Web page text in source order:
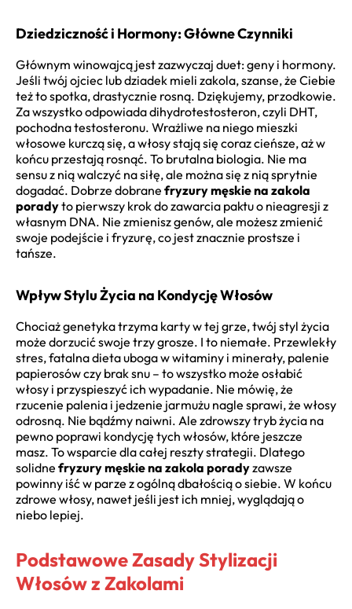
Dziedziczność i Hormony: Główne Czynniki
Głównym winowajcą jest zazwyczaj duet: geny i hormony.
Jeśli twój ojciec lub dziadek mieli zakola, szanse, że Ciebie
też to spotka, drastycznie rosną. Dziękujemy, przodkowie.
Za wszystko odpowiada dihydrotestosteron, czyli DHT,
pochodna testosteronu. Wrażliwe na niego mieszki
włosowe kurczą się, a włosy stają się coraz cieńsze, aż w
końcu przestają rosnąć. To brutalna biologia. Nie ma
sensu z nią walczyć na siłę, ale można się z nią sprytnie
dogadać. Dobrze dobrane fryzury męskie na zakola
poradyto pierwszy krok do zawarcia paktu o nieagresji z
własnym DNA. Nie zmienisz genów, ale możesz zmienić
swoje podejście i fryzurę, co jest znacznie prostsze i
tańsze.
Wpływ Stylu Życia na Kondycję Włosów
Chociaż genetyka trzyma karty w tej grze, twój styl życia
może dorzucić swoje trzy grosze. I to niemałe. Przewlekły
stres, fatalna dieta uboga w witaminy i minerały, palenie
papierosów czy brak snu – to wszystko może osłabić
włosy i przyspieszyć ich wypadanie. Nie mówię, że
rzucenie palenia i jedzenie jarmużu nagle sprawi, że włosy
odrosną. Nie bądźmy naiwni. Ale zdrowszy tryb życia na
pewno poprawi kondycję tych włosów, które jeszcze
masz. To wsparcie dla całej reszty strategii. Dlatego
solidne fryzury męskie na zakola poradyzawsze
powinny iść w parze z ogólną dbałością o siebie. W końcu
zdrowe włosy, nawet jeśli jest ich mniej, wyglądają o
niebo lepiej.
Podstawowe Zasady Stylizacji
Włosów z Zakolami